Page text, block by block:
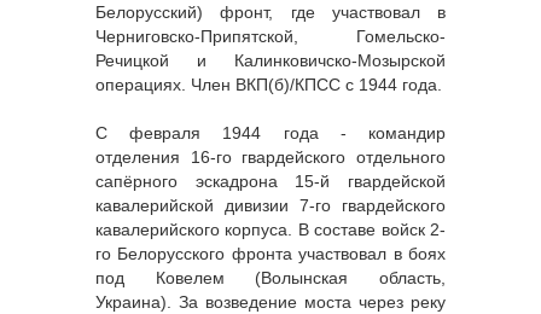
Белорусский) фронт, где участвовал в
Черниговско-Припятской, Гомельско-
Речицкой и Калинковичско-Мозырской
операциях. Член ВКП(б)/КПСС с 1944 года.
С февраля 1944 года - командир
отделения 16-го гвардейского отдельного
сапёрного эскадрона 15-й гвардейской
кавалерийской дивизии 7-го гвардейского
кавалерийского корпуса. В составе войск 2-
го Белорусского фронта участвовал в боях
под Ковелем (Волынская область,
Украина). За возведение моста через реку